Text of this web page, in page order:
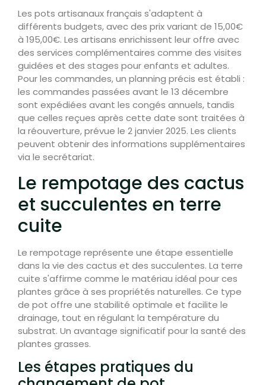
Les pots artisanaux français s'adaptent à
différents budgets, avec des prix variant de 15,00€
à 195,00€. Les artisans enrichissent leur offre avec
des services complémentaires comme des visites
guidées et des stages pour enfants et adultes.
Pour les commandes, un planning précis est établi :
les commandes passées avant le 13 décembre
sont expédiées avant les congés annuels, tandis
que celles reçues après cette date sont traitées à
la réouverture, prévue le 2 janvier 2025. Les clients
peuvent obtenir des informations supplémentaires
via le secrétariat.
Le rempotage des cactus
et succulentes en terre
cuite
Le rempotage représente une étape essentielle
dans la vie des cactus et des succulentes. La terre
cuite s'affirme comme le matériau idéal pour ces
plantes grâce à ses propriétés naturelles. Ce type
de pot offre une stabilité optimale et facilite le
drainage, tout en régulant la température du
substrat. Un avantage significatif pour la santé des
plantes grasses.
Les étapes pratiques du